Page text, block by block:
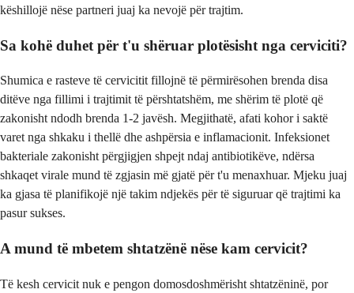
këshillojë nëse partneri juaj ka nevojë për trajtim.
Sa kohë duhet për t'u shëruar plotësisht nga cerviciti?
Shumica e rasteve të cervicitit fillojnë të përmirësohen brenda disa
ditëve nga fillimi i trajtimit të përshtatshëm, me shërim të plotë që
zakonisht ndodh brenda 1-2 javësh. Megjithatë, afati kohor i saktë
varet nga shkaku i thellë dhe ashpërsia e inflamacionit. Infeksionet
bakteriale zakonisht përgjigjen shpejt ndaj antibiotikëve, ndërsa
shkaqet virale mund të zgjasin më gjatë për t'u menaxhuar. Mjeku juaj
ka gjasa të planifikojë një takim ndjekës për të siguruar që trajtimi ka
pasur sukses.
A mund të mbetem shtatzënë nëse kam cervicit?
Të kesh cervicit nuk e pengon domosdoshmërisht shtatzëninë, por